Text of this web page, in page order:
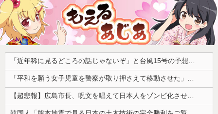
「近年稀に見るどころの話じゃないぞ」と台風15号の予想進路に困惑する人が多数、偏西風が全く通用していないんだけど……
「平和を願う女子児童を警察が取り押さえて移動させた」と市民団体が告発、「児童……どこ？」とガチで困惑する人が続出
【超悲報】広島市長、呪文を唱えて日本人をゾンビ化させていると非難されてしまう